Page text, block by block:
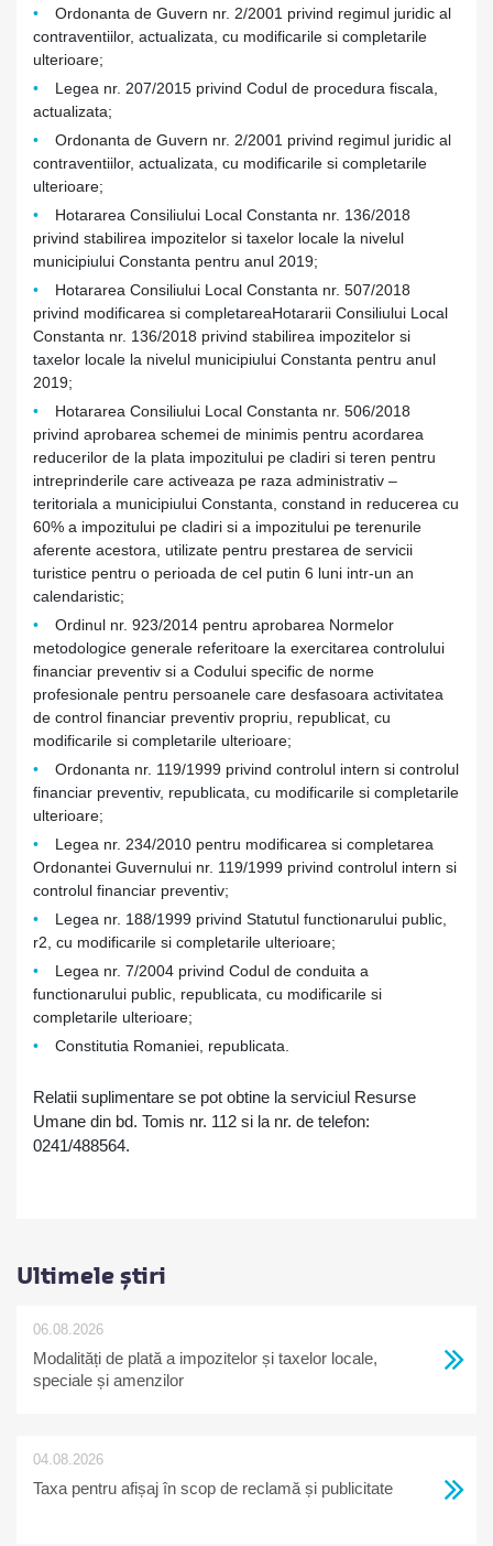
Ordonanta de Guvern nr. 2/2001 privind regimul juridic al
contraventiilor, actualizata, cu modificarile si completarile
ulterioare;
Legea nr. 207/2015 privind Codul de procedura fiscala,
actualizata;
Ordonanta de Guvern nr. 2/2001 privind regimul juridic al
contraventiilor, actualizata, cu modificarile si completarile
ulterioare;
Hotararea Consiliului Local Constanta nr. 136/2018
privind stabilirea impozitelor si taxelor locale la nivelul
municipiului Constanta pentru anul 2019;
Hotararea Consiliului Local Constanta nr. 507/2018
privind modificarea si completareaHotararii Consiliului Local
Constanta nr. 136/2018 privind stabilirea impozitelor si
taxelor locale la nivelul municipiului Constanta pentru anul
2019;
Hotararea Consiliului Local Constanta nr. 506/2018
privind aprobarea schemei de minimis pentru acordarea
reducerilor de la plata impozitului pe cladiri si teren pentru
intreprinderile care activeaza pe raza administrativ –
teritoriala a municipiului Constanta, constand in reducerea cu
60% a impozitului pe cladiri si a impozitului pe terenurile
aferente acestora, utilizate pentru prestarea de servicii
turistice pentru o perioada de cel putin 6 luni intr-un an
calendaristic;
Ordinul nr. 923/2014 pentru aprobarea Normelor
metodologice generale referitoare la exercitarea controlului
financiar preventiv si a Codului specific de norme
profesionale pentru persoanele care desfasoara activitatea
de control financiar preventiv propriu, republicat, cu
modificarile si completarile ulterioare;
Ordonanta nr. 119/1999 privind controlul intern si controlul
financiar preventiv, republicata, cu modificarile si completarile
ulterioare;
Legea nr. 234/2010 pentru modificarea si completarea
Ordonantei Guvernului nr. 119/1999 privind controlul intern si
controlul financiar preventiv;
Legea nr. 188/1999 privind Statutul functionarului public,
r2, cu modificarile si completarile ulterioare;
Legea nr. 7/2004 privind Codul de conduita a
functionarului public, republicata, cu modificarile si
completarile ulterioare;
Constitutia Romaniei, republicata.
Relatii suplimentare se pot obtine la serviciul Resurse
Umane din bd. Tomis nr. 112 si la nr. de telefon:
0241/488564.
Ultimele știri
06.08.2026
Modalități de plată a impozitelor și taxelor locale,
speciale și amenzilor
04.08.2026
Taxa pentru afișaj în scop de reclamă și publicitate